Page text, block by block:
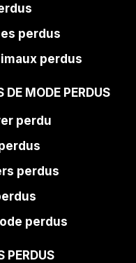
perdus
perdus
MODE PERDUS
perdu
perdus
perdus
PERDUS